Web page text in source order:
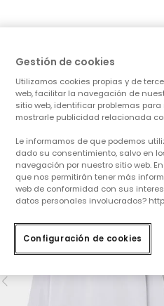
Camisetas Leggings
Gestión de cookies
Utilizamos cookies propias y de
web, facilitar la navegación de
sitio web, identificar problemas
mostrarle publicidad relacionada
Le informamos de que podemos
dado su consentimiento, salvo en
navegación por nuestro sitio web.
que nos permitirán tener más
web de conformidad con sus
datos personales involucrados?
Configuración de cookies